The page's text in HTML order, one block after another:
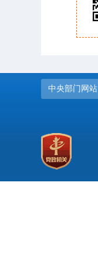
中央部门网站